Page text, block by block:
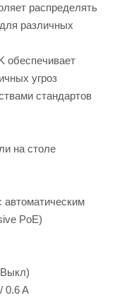
распределять
различных
обеспечивает
угроз
стандартов
на столе
PoE)
0.6 A